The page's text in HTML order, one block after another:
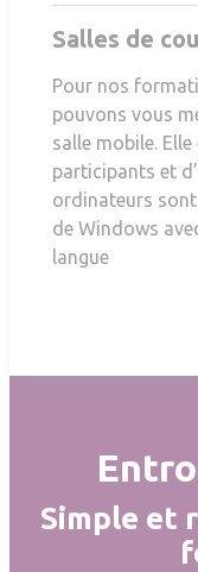
Salles de
Pour nos
pouvons vous
salle mobile.
participants et
ordinateurs
de Windows
langue
Simple et